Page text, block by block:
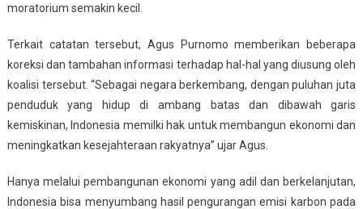
moratorium semakin kecil.
Terkait catatan tersebut, Agus Purnomo memberikan beberapa
koreksi dan tambahan informasi terhadap hal-hal yang diusung oleh
koalisi tersebut. “Sebagai negara berkembang, dengan puluhan juta
penduduk yang hidup di ambang batas dan dibawah garis
kemiskinan, Indonesia memilki hak untuk membangun ekonomi dan
meningkatkan kesejahteraan rakyatnya” ujar Agus.
Hanya melalui pembangunan ekonomi yang adil dan berkelanjutan,
Indonesia bisa menyumbang hasil pengurangan emisi karbon pada